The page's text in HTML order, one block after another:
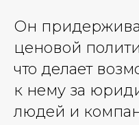
Он
ценовой
что делает
к нему за
людей и